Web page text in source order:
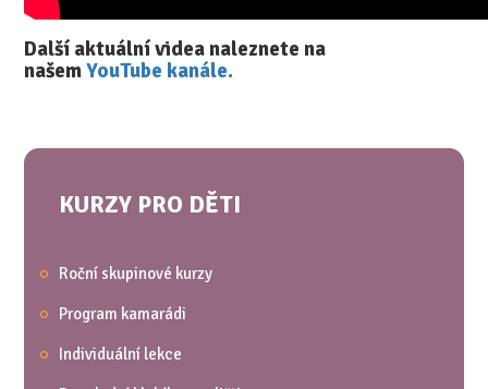
Další aktuální videa naleznete na
našemYouTube kanále.
KURZY PRO DĚTI
Roční skupinové kurzy
Program kamarádi
Individuální lekce